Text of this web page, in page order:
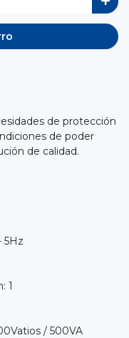
de protección
de poder
de calidad.
5Hz
1
/ 500VA